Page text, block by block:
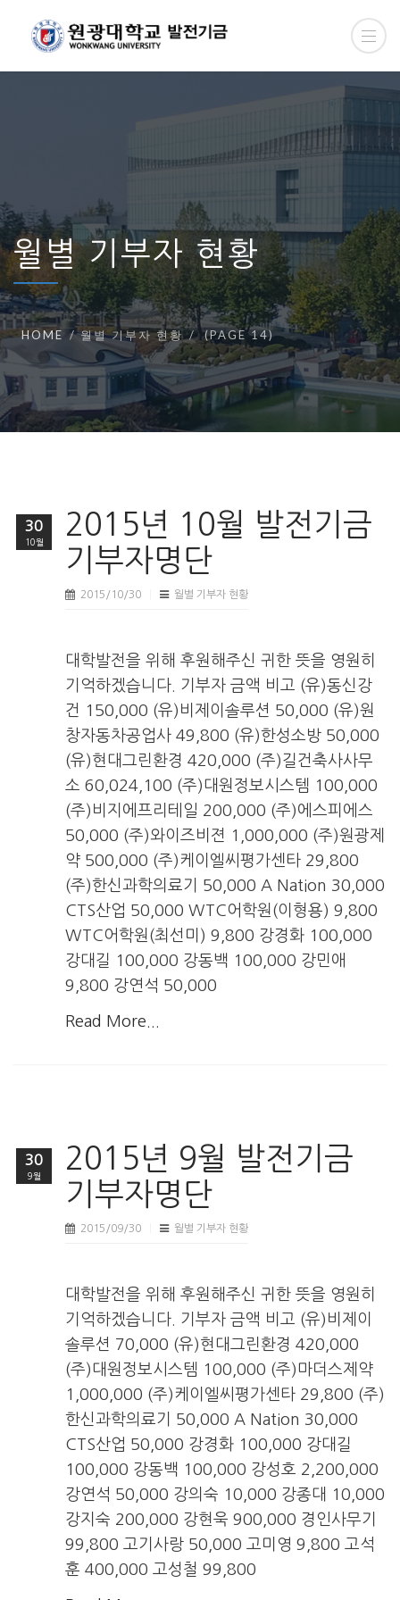
월별 기부자 현황
HOME 월별 기부자 현황 (PAGE 14)
2015년 10월 발전기금
기부자명단
2015/10/30 월별 기부자 현황
대학발전을 위해 후원해주신 귀한 뜻을 영원히
기억하겠습니다. 기부자 금액 비고 (유)동신강
건 150,000 (유)비제이솔루션 50,000 (유)원
창자동차공업사 49,800 (유)한성소방 50,000
(유)현대그린환경 420,000 (주)길건축사사무
소 60,024,100 (주)대원정보시스템 100,000
(주)비지에프리테일 200,000 (주)에스피에스
50,000 (주)와이즈비젼 1,000,000 (주)원광제
약 500,000 (주)케이엘씨평가센타 29,800
(주)한신과학의료기 50,000 A Nation 30,000
CTS산업 50,000 WTC어학원(이형용) 9,800
WTC어학원(최선미) 9,800 강경화 100,000
강대길 100,000 강동백 100,000 강민애
9,800 강연석 50,000
Read More...
30
10월
2015년 9월 발전기금
기부자명단
2015/09/30 월별 기부자 현황
대학발전을 위해 후원해주신 귀한 뜻을 영원히
기억하겠습니다. 기부자 금액 비고 (유)비제이
솔루션 70,000 (유)현대그린환경 420,000
(주)대원정보시스템 100,000 (주)마더스제약
1,000,000 (주)케이엘씨평가센타 29,800 (주)
한신과학의료기 50,000 A Nation 30,000
CTS산업 50,000 강경화 100,000 강대길
100,000 강동백 100,000 강성호 2,200,000
강연석 50,000 강의숙 10,000 강종대 10,000
강지숙 200,000 강현욱 900,000 경인사무기
99,800 고기사랑 50,000 고미영 9,800 고석
훈 400,000 고성철 99,800
30
9월